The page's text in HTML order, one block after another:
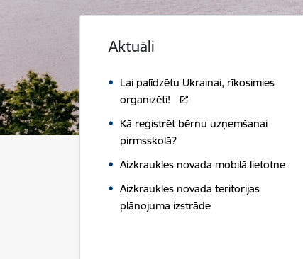
Aktuāli
Lai palīdzētu Ukrainai, rīkosimies
organizēti!
Kā reģistrēt bērnu uzņemšanai
pirmsskolā?
Aizkraukles novada mobilā lietotne
Aizkraukles novada teritorijas
plānojuma izstrāde